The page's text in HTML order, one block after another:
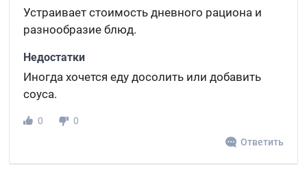
Устраивает стоимость дневного рациона и
разнообразие блюд.
Недостатки
Иногда хочется еду досолить или добавить
соуса.
0
0
Ответить